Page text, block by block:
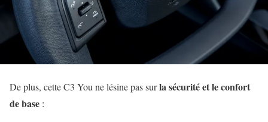
De plus, cette C3 You ne lésine pas surla sécurité et le confort
de base :